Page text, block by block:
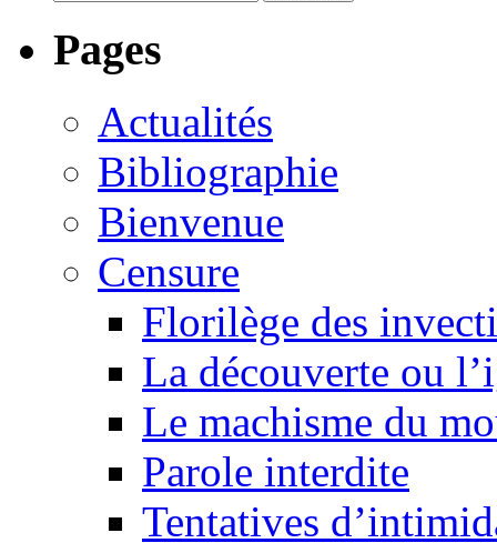
Pages
Actualités
Bibliographie
Bienvenue
Censure
Florilège des
La découverte ou
Le machisme du
Parole interdite
Tentatives